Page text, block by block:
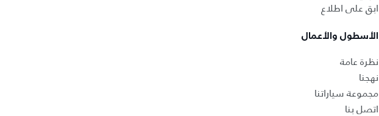
ابق على اطلاع
الأسطول والأعمال
نظرة عامة
نهجنا
مجموعة سياراتنا
اتصل بنا